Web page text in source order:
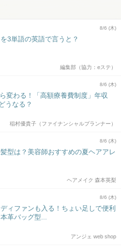
8/6 (木)
を3単語の英語で言うと？
編集部（協力：eステ）
8/6 (木)
変わる！「高額療養費制度」年収
うなる？
稲村優貴子（ファイナンシャルプランナー）
8/6 (木)
型は？美容師おすすめの夏ヘアアレ
ヘアメイク 森本英梨
8/6 (木)
ィファンも入る！ちょい足しで便利
革バッグ型...
アンジェ web shop